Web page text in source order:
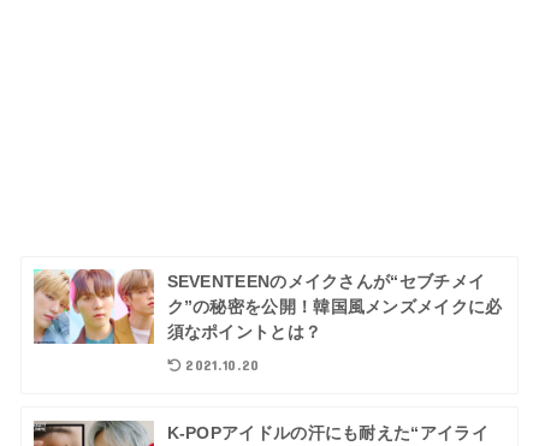
SEVENTEENのメイクさんが“セブチメイ
ク”の秘密を公開！韓国風メンズメイクに必
須なポイントとは？
2021.10.20
K-POPアイドルの汗にも耐えた“アイライ